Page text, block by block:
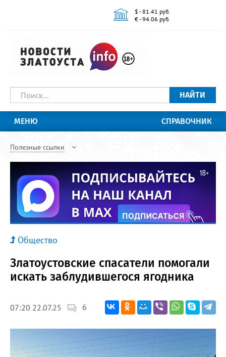
$ - 81.41 руб.
€ - 94.06 руб.
НАЙТИ
МЕНЮ СПРАВОЧНИК
Полезные ссылки
Общество
Златоустовские спасатели помогали
искать заблудившегося ягодника
07:20 22.07.25 6